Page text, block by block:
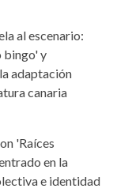
al escenario:
bingo' y
adaptación
canaria
'Raíces
en la
e identidad